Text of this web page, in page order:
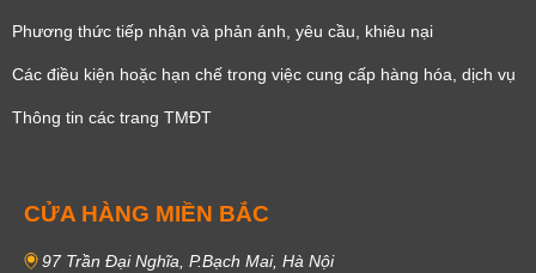
Phương thức tiếp nhận và phản ánh, yêu cầu, khiêu nại
Các điều kiện hoặc hạn chế trong việc cung cấp hàng hóa, dịch vụ
Thông tin các trang TMĐT
CỬA HÀNG MIỀN BẮC
97 Trần Đại Nghĩa, P.Bạch Mai, Hà Nội